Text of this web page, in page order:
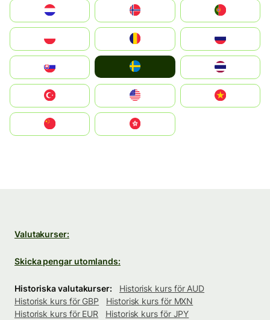
United States
中國香港特別行政區
Valutakurser:
Skicka pengar utomlands:
Historiska valutakurser:
Historisk kurs för AUD
Historisk kurs för GBP
Historisk kurs för MXN
Historisk kurs för EUR
Historisk kurs för JPY